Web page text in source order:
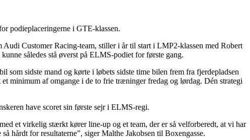
podieplaceringerne i GTE-klassen.
Customer Racing-team, stiller i år til start i LMP2-klassen med Robert
således stå øverst på ELMS-podiet for første gang.
sidste mand og kørte i løbets sidste time bilen frem fra fjerdepladsen
minimum af omgange i de to frie træninger fredag og lørdag. Dén strategi
have scoret sin første sejr i ELMS-regi.
et virkelig stærkt kører line-up og et team, der er så velforberedt, at vi har
hårdt for resultaterne”, siger Malthe Jakobsen til Boxengasse.